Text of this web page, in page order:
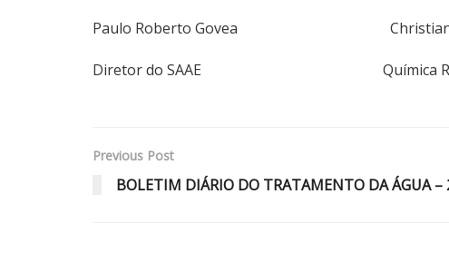
Paulo Roberto Govea Christianny
Diretor do SAAE Química
Previous Post
BOLETIM DIÁRIO DO TRATAMENTO DA ÁGUA